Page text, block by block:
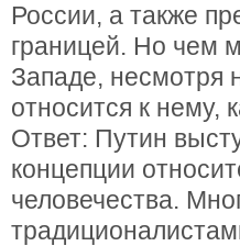
России, а также
границей. Но чем
Западе, несмотря
относится к нему,
Ответ: Путин
концепции
человечества.